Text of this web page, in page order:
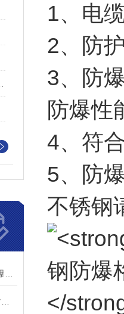
1、电
2、防
3、防
防爆性
4、符
5、防
不锈钢